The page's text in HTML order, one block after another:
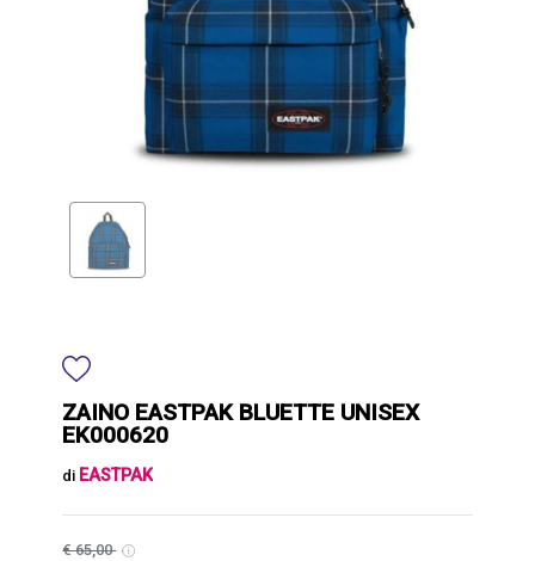
ZAINO EASTPAK BLUETTE UNISEX
EK000620
di EASTPAK
€ 65,00